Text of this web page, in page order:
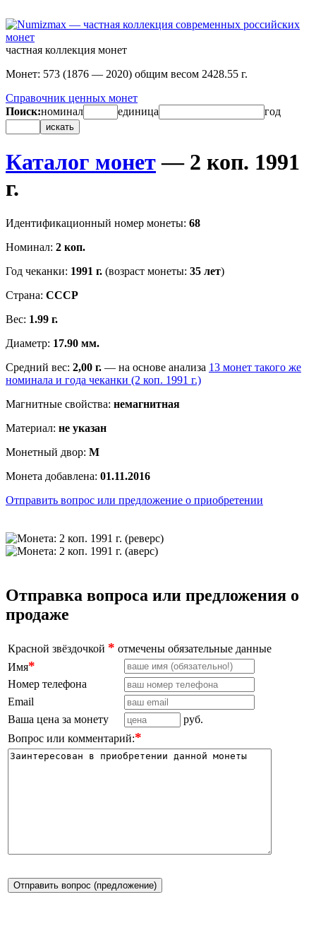
частная коллекция монет
Монет: 573 (1876 — 2020) общим весом 2428.55 г.
Справочник ценных монет
Поиск:номинал единица год
искать
Каталог монет— 2 коп. 1991
г.
Идентификационный номер монеты: 68
Номинал: 2 коп.
Год чеканки: 1991 г. (возраст монеты: 35 лет)
Страна: СССР
Вес: 1.99 г.
Диаметр: 17.90 мм.
Средний вес: 2,00 г. — на основе анализа 13 монет такого же
номинала и года чеканки (2 коп. 1991 г.)
Магнитные свойства: немагнитная
Материал: не указан
Монетный двор: М
Монета добавлена: 01.11.2016
Отправить вопрос или предложение о приобретении
Отправка вопроса или предложения о
продаже
Красной звёздочкой * отмечены обязательные данные
Имя*
Номер телефона
Email
Ваша цена за монету
руб.
Вопрос или комментарий:*
Отправить вопрос (предложение)